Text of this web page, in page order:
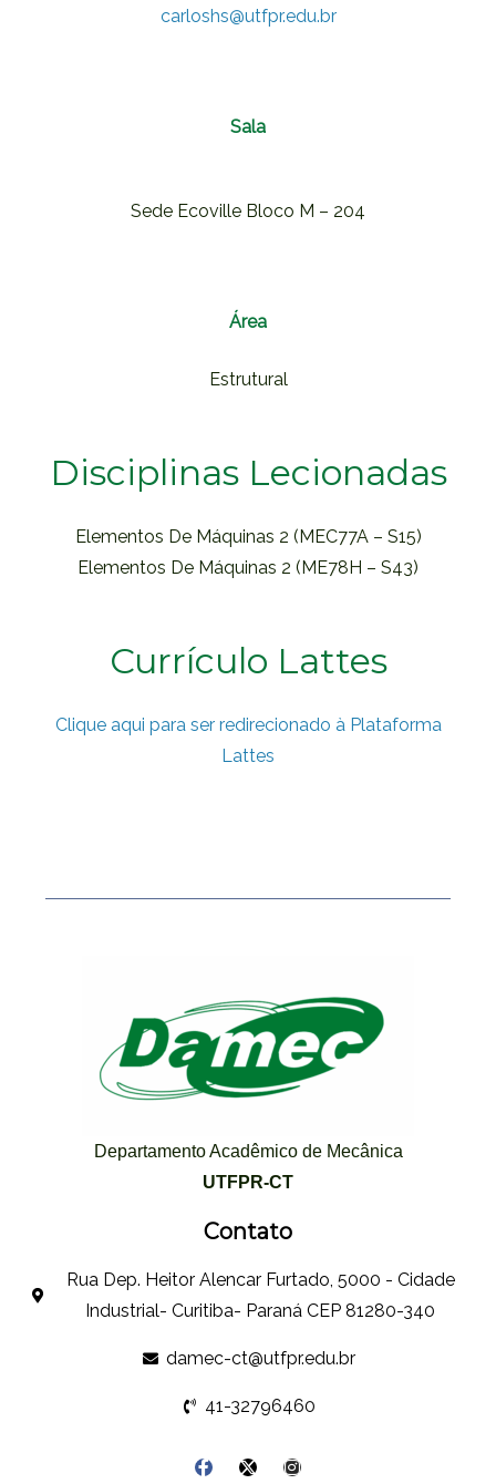
carloshs@utfpr.edu.br
Sala
Sede Ecoville Bloco M – 204
Área
Estrutural
Disciplinas Lecionadas
Elementos De Máquinas 2 (MEC77A – S15)
Elementos De Máquinas 2 (ME78H – S43)
Currículo Lattes
Clique aqui para ser redirecionado à Plataforma
Lattes
Departamento Acadêmico de Mecânica
UTFPR-CT
Contato
Rua Dep. Heitor Alencar Furtado, 5000 - Cidade
Industrial- Curitiba- Paraná CEP 81280-340
damec-ct@utfpr.edu.br
41-32796460